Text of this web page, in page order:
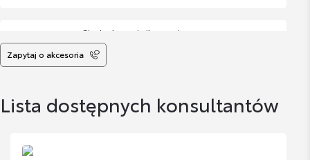
Siatka bagażnika pozioma
Cena brutto
420,54 zł
Organizer
Zapytaj o akcesoria
Lista dostępnych konsultantów